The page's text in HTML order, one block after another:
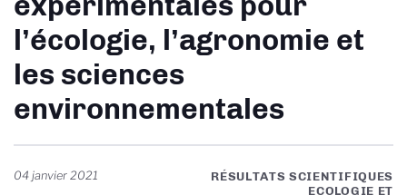
l’écologie, l’agronomie et
les sciences
environnementales
04 janvier 2021
RÉSULTATS SCIENTIFIQUES
ECOLOGIE ET